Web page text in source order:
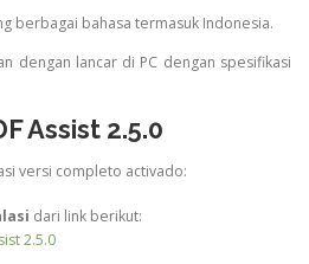
berbagai bahasa termasuk Indonesia.
dengan lancar di PC dengan spesifikasi
Assist 2.5.0
versi completo activado:
dari link berikut:
2.5.0